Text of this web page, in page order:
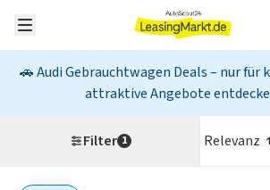
🚗 Audi Gebrauchtwagen Deals – nur für
attraktive Angebote
Filter 1